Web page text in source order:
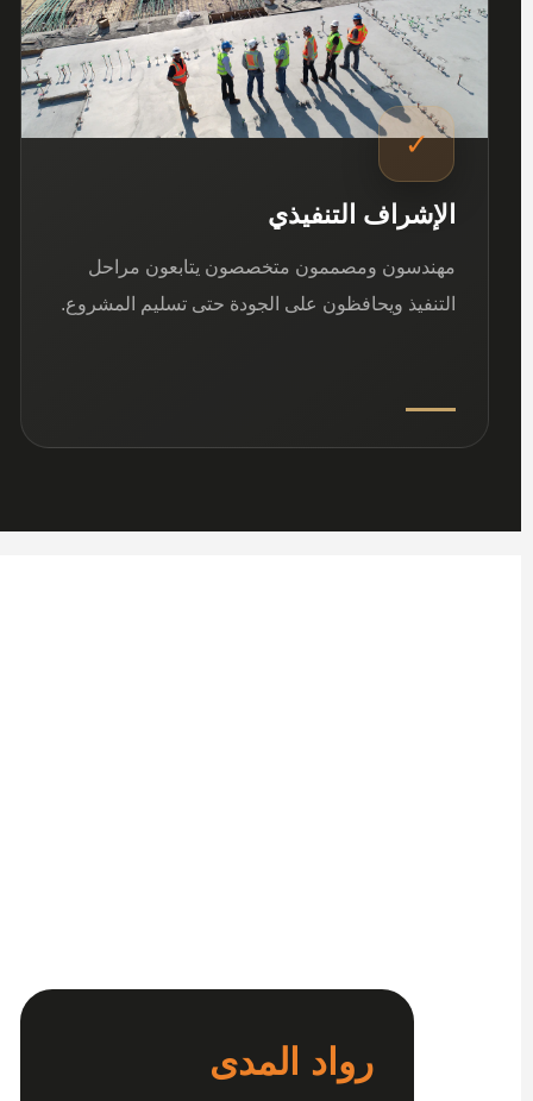
✓
الإشراف التنفيذي
مهندسون ومصممون متخصصون يتابعون مراحل
التنفيذ ويحافظون على الجودة حتى تسليم المشروع.
رواد المدى